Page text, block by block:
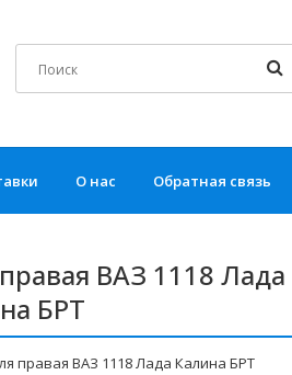
О нас Обратная связь
ВАЗ 1118 Лада
БРТ
правая ВАЗ 1118 Лада Калина БРТ